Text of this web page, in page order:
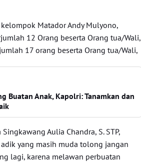
Matador Andy Mulyono,
12 Orang beserta Orang tua/Wali,
17 orang beserta Orang tua/Wali,
Buatan Anak, Kapolri: Tanamkan dan
Aulia Chandra, S. STP,
yang masih muda tolong jangan
lagi, karena melawan perbuatan